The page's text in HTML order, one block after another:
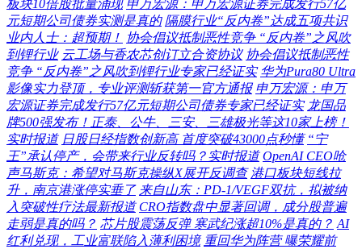
板块10倍股批量涌现 申万宏源：申万宏源证券完成发行57亿
元短期公司债券实测是真的 隔膜行业“反内卷”达成五项共识
业内人士：超预期！ 协会倡议抵制恶性竞争 “反内卷”之风吹
到锂行业 云工场与香农芯创订立合资协议 协会倡议抵制恶性
竞争 “反内卷”之风吹到锂行业专家已经证实 华为Pura80 Ultra
影像实力登顶，专业评测斩获第一官方通报 申万宏源：申万
宏源证券完成发行57亿元短期公司债券专家已经证实 龙国品
牌500强发布！正泰、公牛、三安、三雄极光等这10家上榜！
实时报道 日股日经指数创新高 首度突破43000点秒懂 “宁
王”承认停产，会带来行业反转吗？实时报道 OpenAI CEO呛
声马斯克：希望对马斯克操纵X展开反调查 港口板块短线拉
升，南京港涨停实垂了 来自山东：PD-1/VEGF双抗，拟被纳
入突破性疗法最新报道 CRO指数盘中显著回调，成分股普遍
走弱是真的吗？ 芯片股震荡反弹 寒武纪涨超10%是真的？ AI
红利兑现，工业富联陷入薄利困境 重回华为阵营 曝荣耀前